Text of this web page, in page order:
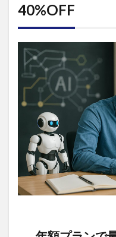
グツ
ール
の価
関す
る
Q&A
まと
め：
賢く
AIラ
イテ
ィン
グツ
ール
を選
40%OFF